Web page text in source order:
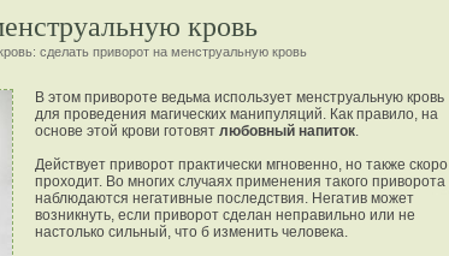
кровь
сделать приворот на менструальную кровь
В этом привороте ведьма использует менструальную кровь
для проведения магических манипуляций. Как правило, на
основе этой крови готовят любовный напиток.
Действует приворот практически мгновенно, но также скоро
проходит. Во многих случаях применения такого приворота
наблюдаются негативные последствия. Негатив может
возникнуть, если приворот сделан неправильно или не
настолько сильный, что б изменить человека.